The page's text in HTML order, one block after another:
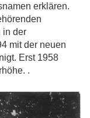
erklären.
in der
mit der neuen
Erst 1958
.